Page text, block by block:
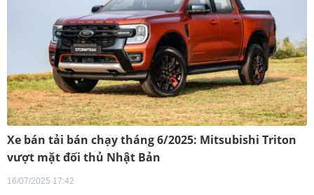
Xe bán tải bán chạy tháng 6/2025: Mitsubishi Triton
vượt mặt đối thủ Nhật Bản
16/07/2025 17:42